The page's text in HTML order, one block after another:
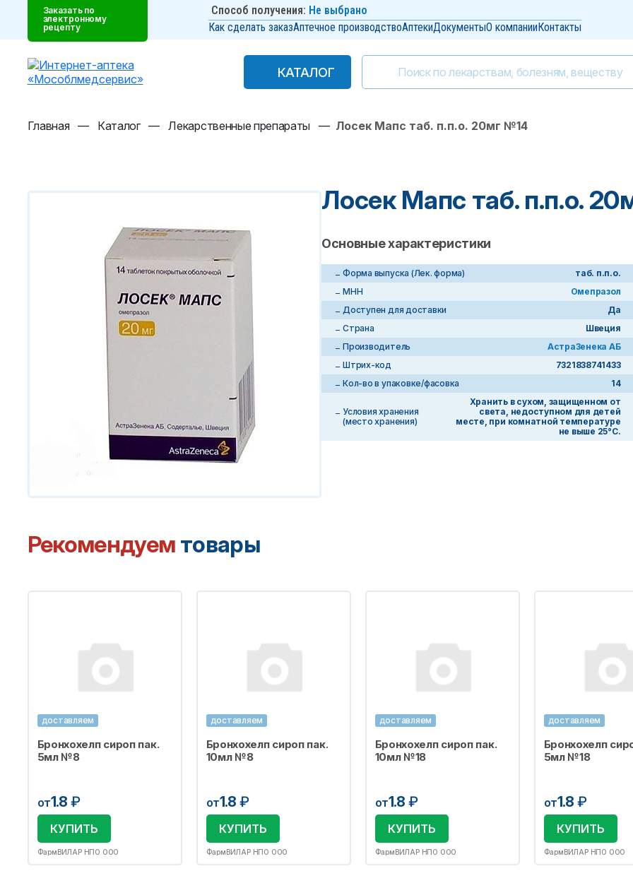
Заказать по
электронному
рецепту
Способ получения: Не выбрано
Как сделать заказАптечное производствоАптекиДокументыО компанииКонтакты
КАТАЛОГ
КАТАЛОГ
Главная — Каталог — Лекарственные препараты — Лосек Мапс таб. п.п.о. 20мг №14
Лосек Мапс таб. п.п.о.
Основные характеристики
Форма выпуска (Лек. форма)
таб. п.п.о.
МНН
Омепразол
Доступен для доставки
Да
Страна
Швеция
Производитель
АстраЗенека АБ
Штрих-код
7321838741433
Кол-во в упаковке/фасовка
14
Условия хранения
(место хранения)
Хранить в сухом, защищенном от
света, недоступном для детей
месте, при комнатной температуре
не выше 25°С.
Рекомендуем товары
доставляем
Бронхохелп сироп пак.
5мл №8
от1.8 ₽
КУПИТЬ
ФармВИЛАР НПО ООО
доставляем
Бронхохелп сироп пак.
10мл №8
от1.8 ₽
КУПИТЬ
ФармВИЛАР НПО ООО
доставляем
Бронхохелп сироп пак.
10мл №18
от1.8 ₽
КУПИТЬ
ФармВИЛАР НПО ООО
доставляем
Бронхохелп
5мл №18
от1.8 ₽
КУПИТЬ
ФармВИЛАР НПО ООО